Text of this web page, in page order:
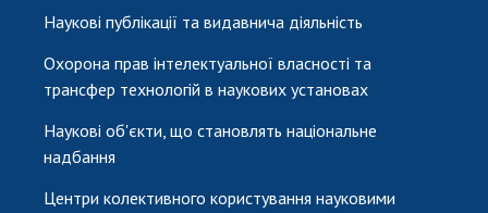
Наукові публікації та видавнича діяльність
Охорона прав інтелектуальної власності та
трансфер технологій в наукових установах
Наукові об'єкти, що становлять національне
надбання
Центри колективного користування науковими